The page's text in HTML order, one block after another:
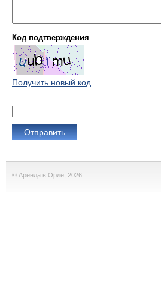
Код подтверждения
Получить новый код
© Аренда в Орле, 2026